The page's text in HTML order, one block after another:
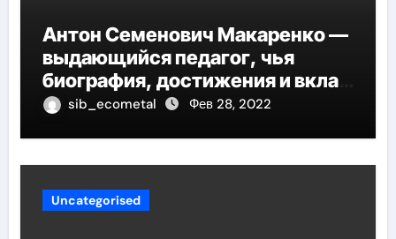
Антон Семенович Макаренко —
выдающийся педагог, чья
биография, достижения и вклад
в педагогику оказывают
sib_ecometal Фев 28, 2022
Uncategorised